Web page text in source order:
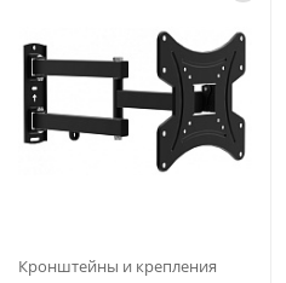
Кронштейны и крепления